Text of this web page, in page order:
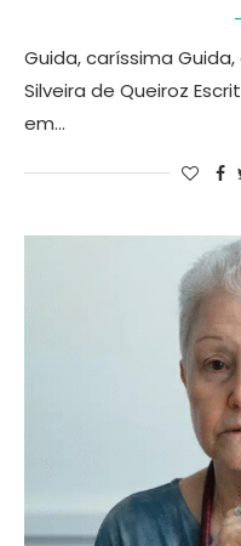
Guida, caríssima
Silveira de Queiroz
em…